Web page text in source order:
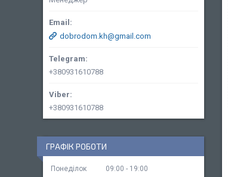
dobrodom.kh@gmail.com
+380931610788
+380931610788
ГРАФІК РОБОТИ
Понеділок 09:00
19:00